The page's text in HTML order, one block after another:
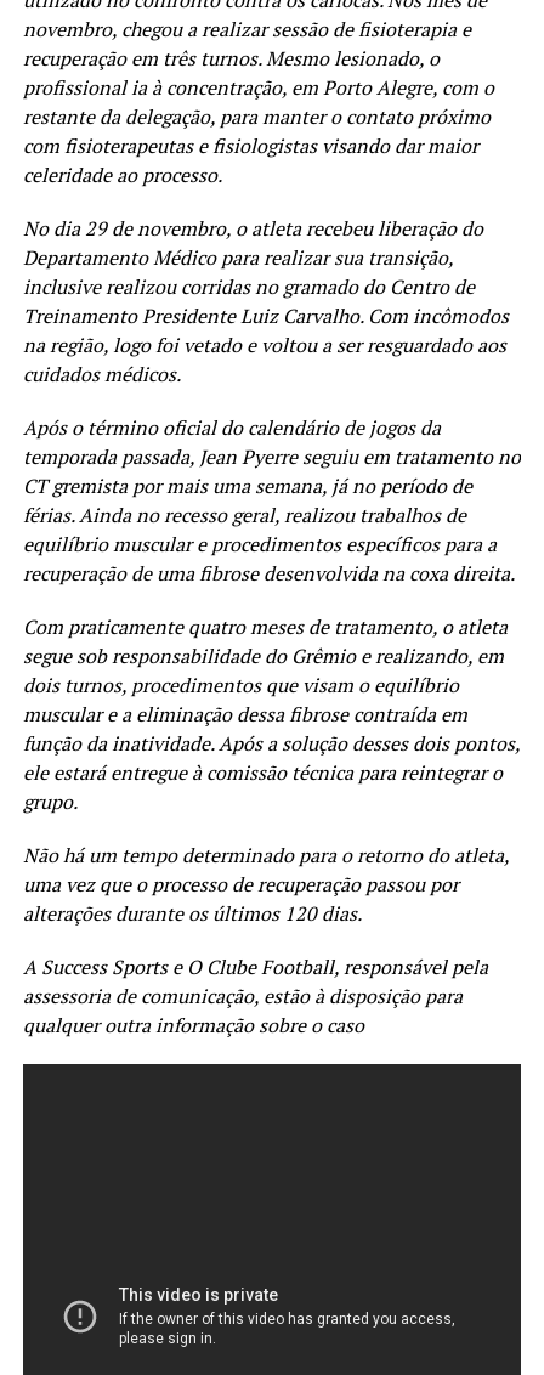
novembro, chegou a realizar sessão de fisioterapia e
recuperação em três turnos. Mesmo lesionado, o
profissional ia à concentração, em Porto Alegre, com o
restante da delegação, para manter o contato próximo
com fisioterapeutas e fisiologistas visando dar maior
celeridade ao processo.
No dia 29 de novembro, o atleta recebeu liberação do
Departamento Médico para realizar sua transição,
inclusive realizou corridas no gramado do Centro de
Treinamento Presidente Luiz Carvalho. Com incômodos
na região, logo foi vetado e voltou a ser resguardado aos
cuidados médicos.
Após o término oficial do calendário de jogos da
temporada passada, Jean Pyerre seguiu em tratamento no
CT gremista por mais uma semana, já no período de
férias. Ainda no recesso geral, realizou trabalhos de
equilíbrio muscular e procedimentos específicos para a
recuperação de uma fibrose desenvolvida na coxa direita.
Com praticamente quatro meses de tratamento, o atleta
segue sob responsabilidade do Grêmio e realizando, em
dois turnos, procedimentos que visam o equilíbrio
muscular e a eliminação dessa fibrose contraída em
função da inatividade. Após a solução desses dois pontos,
ele estará entregue à comissão técnica para reintegrar o
grupo.
Não há um tempo determinado para o retorno do atleta,
uma vez que o processo de recuperação passou por
alterações durante os últimos 120 dias.
A Success Sports e O Clube Football, responsável pela
assessoria de comunicação, estão à disposição para
qualquer outra informação sobre o caso